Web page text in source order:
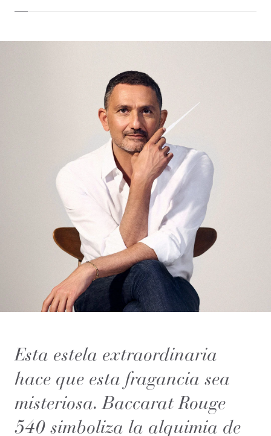
Esta estela extraordinaria
hace que esta fragancia sea
misteriosa. Baccarat Rouge
540 simboliza la alquimia de